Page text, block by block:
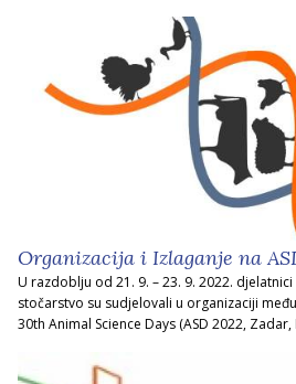
Organizacija i Izlaganje na
U razdoblju od 21. 9. – 23. 9. 2022.
stočarstvo su sudjelovali u organizaciji
30th Animal Science Days (ASD 2022, Zadar,